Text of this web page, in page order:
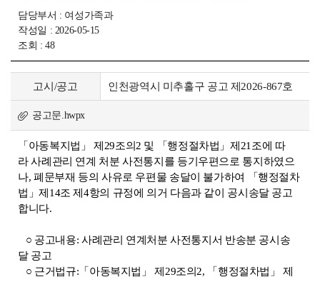
담당부서 : 여성가족과
작성일 : 2026-05-15
조회 : 48
고시/공고 인천광역시 미추홀구 공고 제2026-867호
공고문.hwpx
「아동복지법」 제29조의2 및 「행정절차법」제21조에 따
라 사례관리 연계 처분 사전통지를 등기우편으로 통지하였으
나, 폐문부재 등의 사유로 우편물 송달이 불가하여 「행정절차
법」제14조 제4항의 규정에 의거 다음과 같이 공시송달 공고
합니다.
○ 공고내용: 사례관리 연계처분 사전통지서 반송분 공시송
달 공고
○ 근거법규:「아동복지법」 제29조의2, 「행정절차법」 제